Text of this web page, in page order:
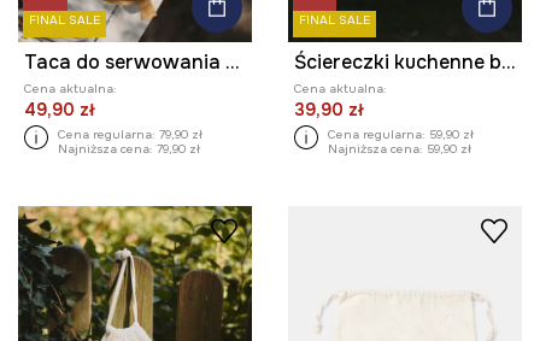
FINAL SALE
Taca do serwowania drewniana (3-pack)
Cena aktualna:
49,90 zł
Cena regularna: 79,90 zł
Najniższa cena: 79,90 zł
FINAL SALE
Ściereczki kuchenne bawełniane wzorzyste (2-pack)
Cena aktualna:
39,90 zł
Cena regularna: 59,90 zł
Najniższa cena: 59,90 zł